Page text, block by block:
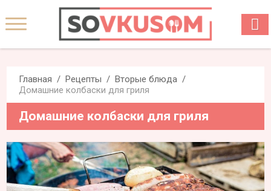
Главная Рецепты
Вторые блюда
Домашние колбаски для гриля
Домашние колбаски для гриля